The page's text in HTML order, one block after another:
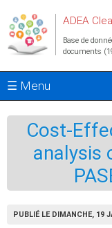
ADEA
Base de
documents
☰ Menu
Cost-
analysis
PUBLIÉ LE DIMANCHE, 19